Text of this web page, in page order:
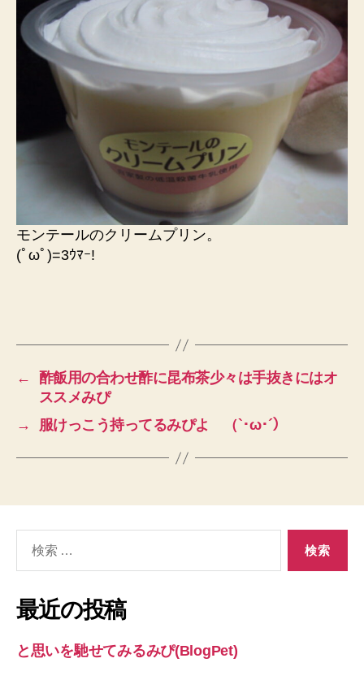
モンテールのクリームプリン。
(ﾟωﾟ)=3ｳﾏｰ!
←
酢飯用の合わせ酢に昆布茶少々は手抜きにはオ
ススメみぴ
→
服けっこう持ってるみぴよ （`･ω･´）
象:
最近の投稿
と思いを馳せてみるみぴ(BlogPet)